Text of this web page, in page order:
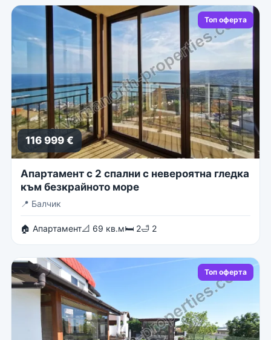
Топ оферта
116 999 €
Апартамент с 2 спални с невероятна гледка
към безкрайното море
📍 Балчик
🏠 Апартамент📐 69 кв.м🛏 2🛁 2
Топ оферта